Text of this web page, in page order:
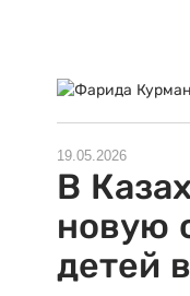
19.05.2026
В
новую
детей